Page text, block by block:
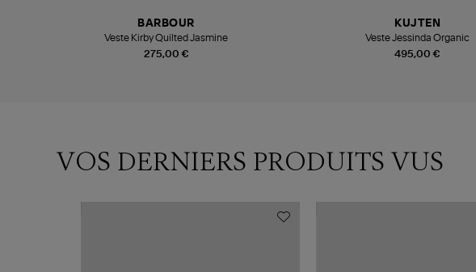
275,00 €
BARBOUR
Veste Kirby Quilted Jasmine
495,00 €
KUJTEN
Veste Jessinda Organic
VOS DERNIERS PRODUITS VUS